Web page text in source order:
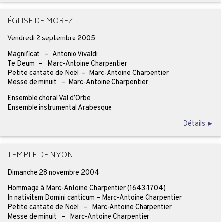
ÉGLISE DE MOREZ
Vendredi 2 septembre 2005
Magnificat – Antonio Vivaldi
Te Deum – Marc-Antoine Charpentier
Petite cantate de Noël – Marc-Antoine Charpentier
Messe de minuit – Marc-Antoine Charpentier
Ensemble choral Val d’Orbe
Ensemble instrumental Arabesque
Détails ►
TEMPLE DE NYON
Dimanche 28 novembre 2004
Hommage à Marc-Antoine Charpentier (1643-1704)
In nativitem Domini canticum – Marc-Antoine Charpentier
Petite cantate de Noël – Marc-Antoine Charpentier
Messe de minuit – Marc-Antoine Charpentier